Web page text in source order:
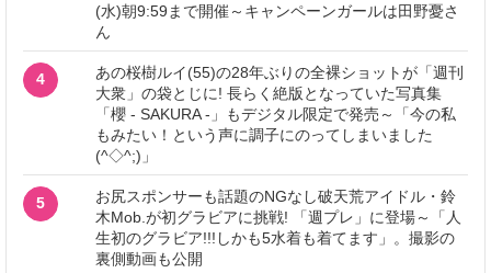
(水)朝9:59まで開催～キャンペーンガールは田野憂さ
ん
4
あの桜樹ルイ(55)の28年ぶりの全裸ショットが「週刊
大衆」の袋とじに! 長らく絶版となっていた写真集
「櫻 - SAKURA -」もデジタル限定で発売～「今の私
もみたい！という声に調子にのってしまいました
(^◇^;)」
5
お尻スポンサーも話題のNGなし破天荒アイドル・鈴
木Mob.が初グラビアに挑戦! 「週プレ」に登場～「人
生初のグラビア!!!しかも5水着も着てます」。撮影の
裏側動画も公開